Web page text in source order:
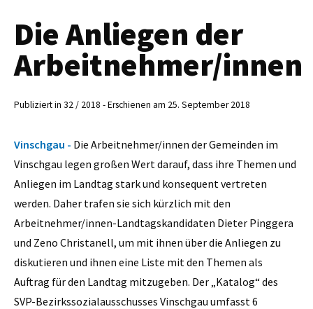
Die Anliegen der
Arbeitnehmer/innen
Publiziert in 32 / 2018 - Erschienen am 25. September 2018
Vinschgau - Die Arbeitnehmer/innen der Gemeinden im
Vinschgau legen großen Wert darauf, dass ihre Themen und
Anliegen im Landtag stark und konsequent vertreten
werden. Daher trafen sie sich kürzlich mit den
Arbeitnehmer/innen-Landtagskandidaten Dieter Pinggera
und Zeno Christanell, um mit ihnen über die Anliegen zu
diskutieren und ihnen eine Liste mit den Themen als
Auftrag für den Landtag mitzugeben. Der „Katalog“ des
SVP-Bezirkssozialausschusses Vinschgau umfasst 6